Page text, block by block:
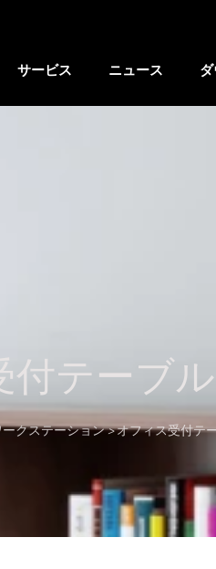
サービス ニュース
付テーブル
クステーション>オフィス受付テ